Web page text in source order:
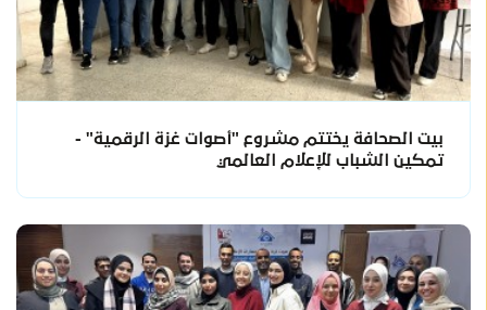
بيت الصحافة يختتم مشروع "أصوات غزة الرقمية" -
تمكين الشباب للإعلام العالمي